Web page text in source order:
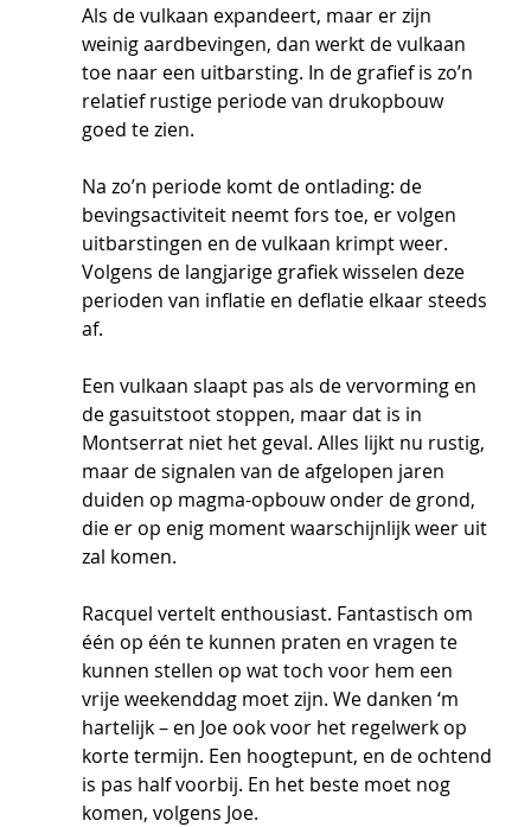
Als de vulkaan expandeert, maar er zijn
weinig aardbevingen, dan werkt de vulkaan
toe naar een uitbarsting. In de grafief is zo’n
relatief rustige periode van drukopbouw
goed te zien.
Na zo’n periode komt de ontlading: de
bevingsactiviteit neemt fors toe, er volgen
uitbarstingen en de vulkaan krimpt weer.
Volgens de langjarige grafiek wisselen deze
perioden van inflatie en deflatie elkaar steeds
af.
Een vulkaan slaapt pas als de vervorming en
de gasuitstoot stoppen, maar dat is in
Montserrat niet het geval. Alles lijkt nu rustig,
maar de signalen van de afgelopen jaren
duiden op magma-opbouw onder de grond,
die er op enig moment waarschijnlijk weer uit
zal komen.
Racquel vertelt enthousiast. Fantastisch om
één op één te kunnen praten en vragen te
kunnen stellen op wat toch voor hem een
vrije weekenddag moet zijn. We danken ‘m
hartelijk – en Joe ook voor het regelwerk op
korte termijn. Een hoogtepunt, en de ochtend
is pas half voorbij. En het beste moet nog
komen, volgens Joe.